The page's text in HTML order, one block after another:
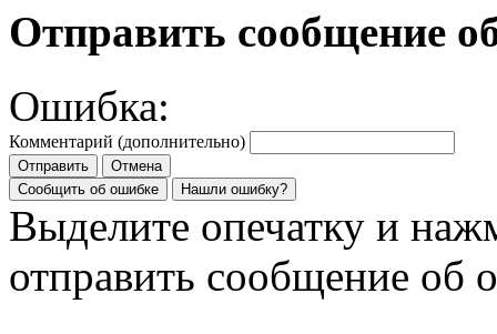
Отправить сообщение
Ошибка:
Комментарий (дополнительно)
Отправить
Отмена
Сообщить об ошибке
Нашли ошибку?
Выделите опечатку и
отправить сообщение об